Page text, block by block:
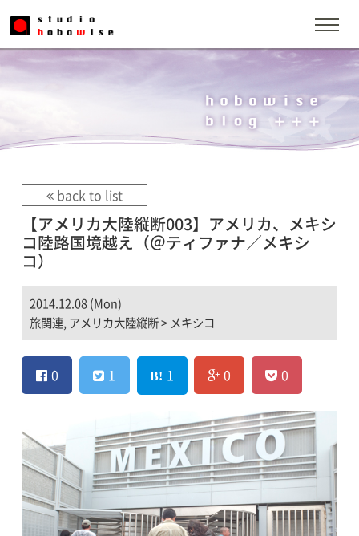
back to list
【アメリカ大陸縦断003】アメリカ、メキシ
コ陸路国境越え（＠ティファナ／メキシ
コ）
2014.12.08 (Mon)
旅関連, アメリカ大陸縦断> メキシコ
0 1 1 0 0